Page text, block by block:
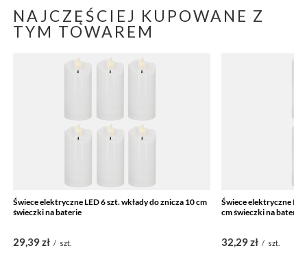
NAJCZĘŚCIEJ KUPOWANE Z
TYM TOWAREM
Świece elektryczne LED 6 szt. wkłady do znicza 10 cm
świeczki na baterie
29,39 zł / szt.
Świece elektryczne
cm świeczki na baterie
32,29 zł / szt.